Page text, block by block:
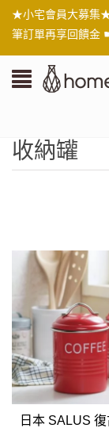
★小宅會員大募集
筆訂單再享回饋金
收納罐
日本 SALUS